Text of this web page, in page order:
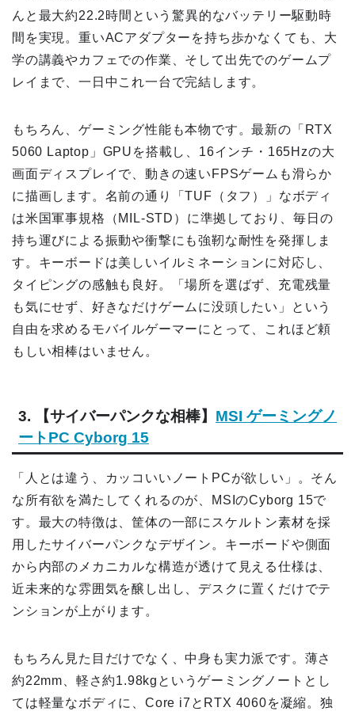
んと最大約22.2時間という驚異的なバッテリー駆動時
間を実現。重いACアダプターを持ち歩かなくても、大
学の講義やカフェでの作業、そして出先でのゲームプ
レイまで、一日中これ一台で完結します。
もちろん、ゲーミング性能も本物です。最新の「RTX
5060 Laptop」GPUを搭載し、16インチ・165Hzの大
画面ディスプレイで、動きの速いFPSゲームも滑らか
に描画します。名前の通り「TUF（タフ）」なボディ
は米国軍事規格（MIL-STD）に準拠しており、毎日の
持ち運びによる振動や衝撃にも強靭な耐性を発揮しま
す。キーボードは美しいイルミネーションに対応し、
タイピングの感触も良好。「場所を選ばず、充電残量
も気にせず、好きなだけゲームに没頭したい」という
自由を求めるモバイルゲーマーにとって、これほど頼
もしい相棒はいません。
3. 【サイバーパンクな相棒】 MSI ゲーミングノ
ートPC Cyborg 15
「人とは違う、カッコいいノートPCが欲しい」。そん
な所有欲を満たしてくれるのが、MSIのCyborg 15で
す。最大の特徴は、筐体の一部にスケルトン素材を採
用したサイバーパンクなデザイン。キーボードや側面
から内部のメカニカルな構造が透けて見える仕様は、
近未来的な雰囲気を醸し出し、デスクに置くだけでテ
ンションが上がります。
もちろん見た目だけでなく、中身も実力派です。薄さ
約22mm、軽さ約1.98kgというゲーミングノートとし
ては軽量なボディに、Core i7とRTX 4060を凝縮。独